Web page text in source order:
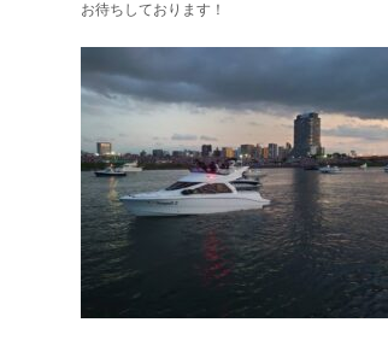
お待ちしております！